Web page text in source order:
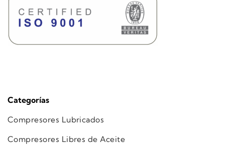
Categorías
Compresores Lubricados
Compresores Libres de Aceite